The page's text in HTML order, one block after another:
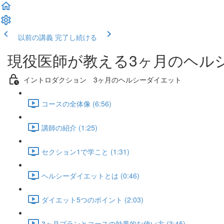
以前の講義 完了し続ける
現役医師が教える3ヶ月のヘル
イントロダクション 3ヶ月のヘルシーダイエット
コースの全体像 (6:56)
講師の紹介 (1:25)
セクション1で学こと (1:31)
ヘルシーダイエットとは (0:46)
ダイエット5つのポイント (2:03)